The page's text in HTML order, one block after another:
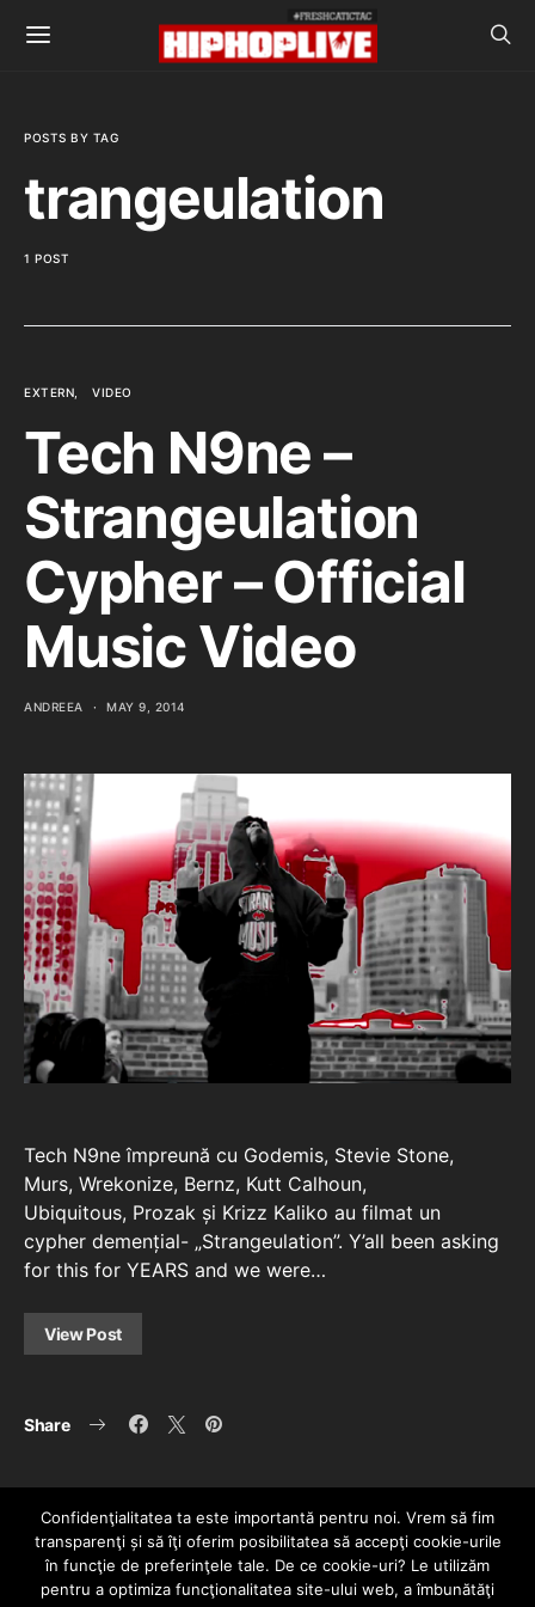
POSTS BY TAG
trangeulation
1 POST
EXTERN VIDEO
Tech N9ne –
Strangeulation
Cypher – Official
Music Video
ANDREEA MAY 9, 2014
Tech N9ne împreună cu Godemis, Stevie Stone,
Murs, Wrekonize, Bernz, Kutt Calhoun,
Ubiquitous, Prozak și Krizz Kaliko au filmat un
cypher demențial- „Strangeulation”. Y’all been asking
for this for YEARS and we were…
View Post
Share
Confidenţialitatea ta este importantă pentru noi. Vrem să fim
transparenţi și să îţi oferim posibilitatea să accepţi cookie-urile
în funcţie de preferinţele tale. De ce cookie-uri? Le utilizăm
pentru a optimiza funcţionalitatea site-ului web, a îmbunătăţi